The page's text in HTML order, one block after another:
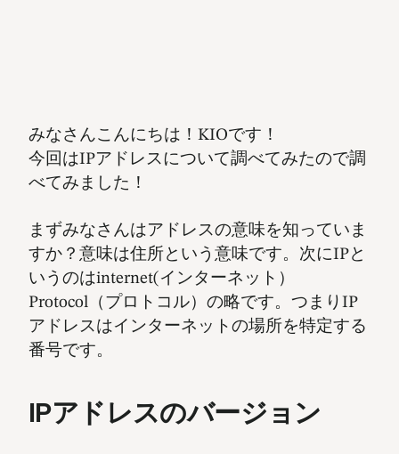
みなさんこんにちは！KIOです！
今回はIPアドレスについて調べてみたので調
べてみました！
まずみなさんはアドレスの意味を知っていま
すか？意味は住所という意味です。次にIPと
いうのはinternet(インターネット）
Protocol（プロトコル）の略です。つまりIP
アドレスはインターネットの場所を特定する
番号です。
IPアドレスのバージョン